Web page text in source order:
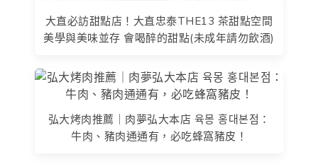
大直必訪甜點店！大直忠泰THE13 茶甜點空間
美學與美味並存 會喝醉的甜點(未成年請勿飲酒)
弘大烤肉推薦｜肉夢弘大本店 육몽 홍대본점：
牛肉、豬肉通通有，必吃蜂窩豬皮！